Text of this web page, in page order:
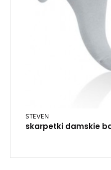
STEVEN
skarpetki damskie